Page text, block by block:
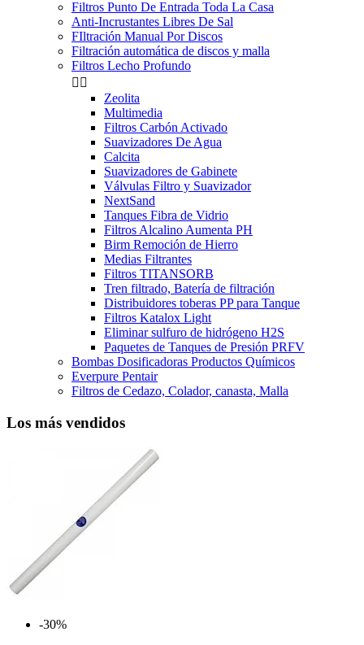
Filtros Punto De Entrada Toda La Casa
Anti-Incrustantes Libres De Sal
FIltración Manual Por Discos
Filtración automática de discos y malla
Filtros Lecho Profundo
 
Zeolita
Multimedia
Filtros Carbón Activado
Suavizadores De Agua
Calcita
Suavizadores de Gabinete
Válvulas Filtro y Suavizador
NextSand
Tanques Fibra de Vidrio
Filtros Alcalino Aumenta PH
Birm Remoción de Hierro
Medias Filtrantes
Filtros TITANSORB
Tren filtrado, Batería de filtración
Distribuidores toberas PP para Tanque
Filtros Katalox Light
Eliminar sulfuro de hidrógeno H2S
Paquetes de Tanques de Presión PRFV
Bombas Dosificadoras Productos Químicos
Everpure Pentair
Filtros de Cedazo, Colador, canasta, Malla
Los más vendidos
-30%